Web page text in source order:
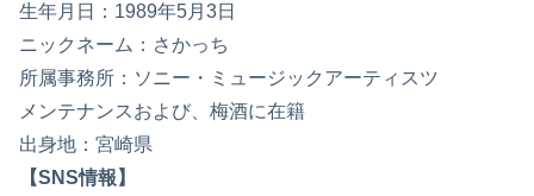
生年月日：1989年5月3日
ニックネーム：さかっち
所属事務所：ソニー・ミュージックアーティスツ
メンテナンスおよび、梅酒に在籍
出身地：宮崎県
【SNS情報】